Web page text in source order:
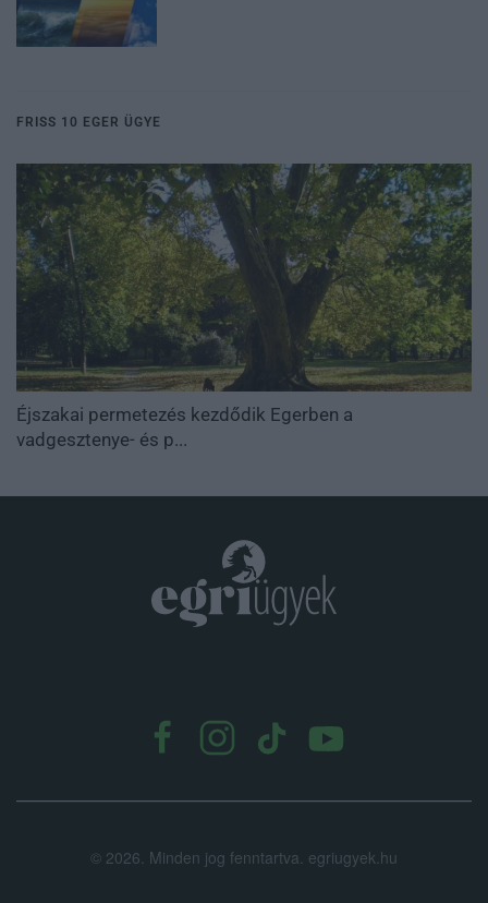
FRISS 10 EGER ÜGYE
Éjszakai permetezés kezdődik Egerben a
vadgesztenye- és p...
© 2026. Minden jog fenntartva. egriugyek.hu